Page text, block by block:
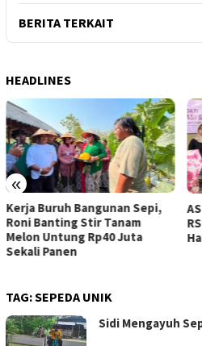
BERITA TERKAIT
HEADLINES
«
Kerja Buruh Bangunan Sepi,
Roni Banting Stir Tanam
Melon Untung Rp40 Juta
Sekali Panen
TAG:SEPEDA UNIK
Sidi Mengayuh